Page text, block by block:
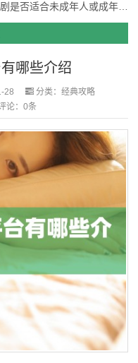
是否适合未成年人或成年人
网络视频平台的普及，很
务。以下是一些常见的提供
哪些介绍
28 分类： 经典攻略
论：0条